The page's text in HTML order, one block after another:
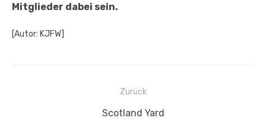
Mitglieder dabei sein.
[Autor: KJFW]
Beitragsnavigation
Zurück
Vorheriger
Scotland Yard